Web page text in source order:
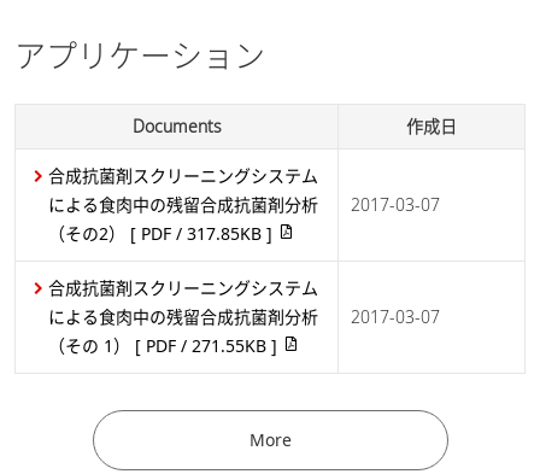
アプリケーション
Documents 作成日
合成抗菌剤スクリーニングシステム
による食肉中の残留合成抗菌剤分析
（その2）
[ PDF / 317.85KB ]
2017-03-07
合成抗菌剤スクリーニングシステム
による食肉中の残留合成抗菌剤分析
（その 1）
[ PDF / 271.55KB ]
2017-03-07
More